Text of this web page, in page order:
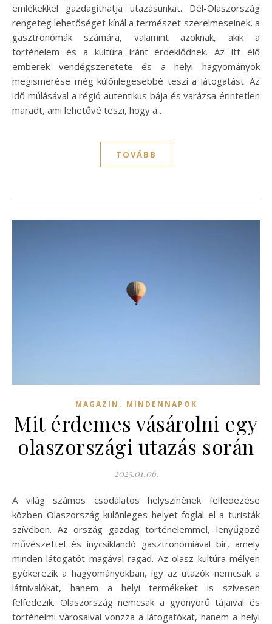
emlékekkel gazdagíthatja utazásunkat. Dél-Olaszország
rengeteg lehetőséget kínál a természet szerelmeseinek, a
gasztronómák számára, valamint azoknak, akik a
történelem és a kultúra iránt érdeklődnek. Az itt élő
emberek vendégszeretete és a helyi hagyományok
megismerése még különlegesebbé teszi a látogatást. Az
idő múlásával a régió autentikus bája és varázsa érintetlen
maradt, ami lehetővé teszi, hogy a…
TOVÁBB
MAGAZIN , MINDENNAPOK
Mit érdemes vásárolni egy
olaszországi utazás során
2025.01.06.
A világ számos csodálatos helyszínének felfedezése
közben Olaszország különleges helyet foglal el a turisták
szívében. Az ország gazdag történelemmel, lenyűgöző
művészettel és ínycsiklandó gasztronómiával bír, amely
minden látogatót magával ragad. Az olasz kultúra mélyen
gyökerezik a hagyományokban, így az utazók nemcsak a
látnivalókat, hanem a helyi termékeket is szívesen
felfedezik. Olaszország nemcsak a gyönyörű tájaival és
történelmi városaival vonzza a látogatókat, hanem a helyi